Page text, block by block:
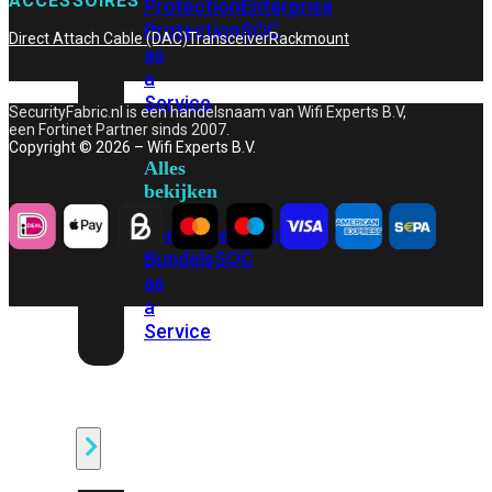
ProtectionEnterprise
ProtectionSOC
as
a
Service
Alles
bekijken
FortiCare Security
BundelsSOC
as
a
Service
Direct Attach Cable (DAC)TransceiverRackmount
SecurityFabric.nl is een handelsnaam van Wifi Experts B.V,
een Fortinet Partner sinds 2007.
Copyright © 2026 – Wifi Experts B.V.